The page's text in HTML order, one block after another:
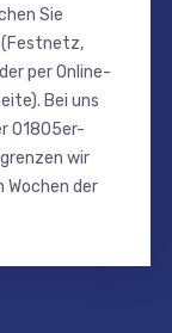
Sie
per Online-
Bei uns
01805er-
wir
der